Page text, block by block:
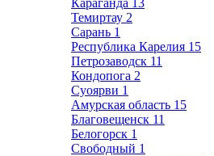
Караганда 13
Темиртау 2
Сарань 1
Республика Карелия 15
Петрозаводск 11
Кондопога 2
Суоярви 1
Амурская область 15
Благовещенск 11
Белогорск 1
Свободный 1